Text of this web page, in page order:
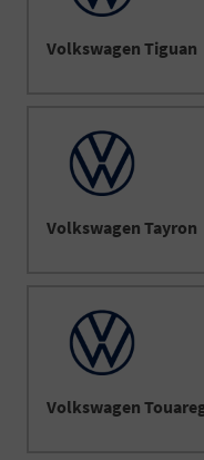
Volkswagen Tiguan
Volkswagen Tayron
Volkswagen